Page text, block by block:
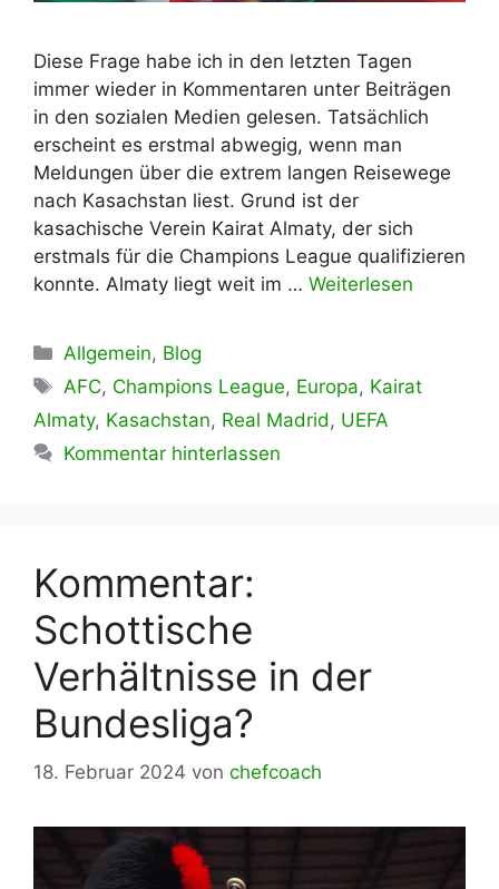
Diese Frage habe ich in den letzten Tagen
immer wieder in Kommentaren unter Beiträgen
in den sozialen Medien gelesen. Tatsächlich
erscheint es erstmal abwegig, wenn man
Meldungen über die extrem langen Reisewege
nach Kasachstan liest. Grund ist der
kasachische Verein Kairat Almaty, der sich
erstmals für die Champions League qualifizieren
konnte. Almaty liegt weit im … Weiterlesen
Kategorien
Allgemein, Blog
Schlagwörter
AFC, Champions League, Europa, Kairat
Almaty, Kasachstan, Real Madrid , UEFA
Kommentar hinterlassen
Kommentar:
Schottische
Verhältnisse in der
Bundesliga?
18. Februar 2024 von chefcoach